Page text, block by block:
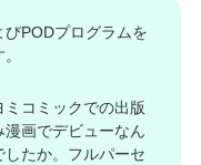
PODプログラムを
コミックでの出版
画でデビューなん
たか。フルパーセ